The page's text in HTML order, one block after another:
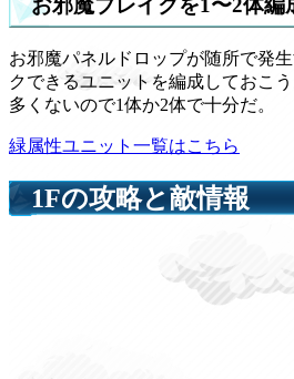
お邪魔ブレイクを1〜2体編
お邪魔パネルドロップが随所で発
クできるユニットを編成しておこ
多くないので1体か2体で十分だ。
緑属性ユニット一覧はこちら
1Fの攻略と敵情報